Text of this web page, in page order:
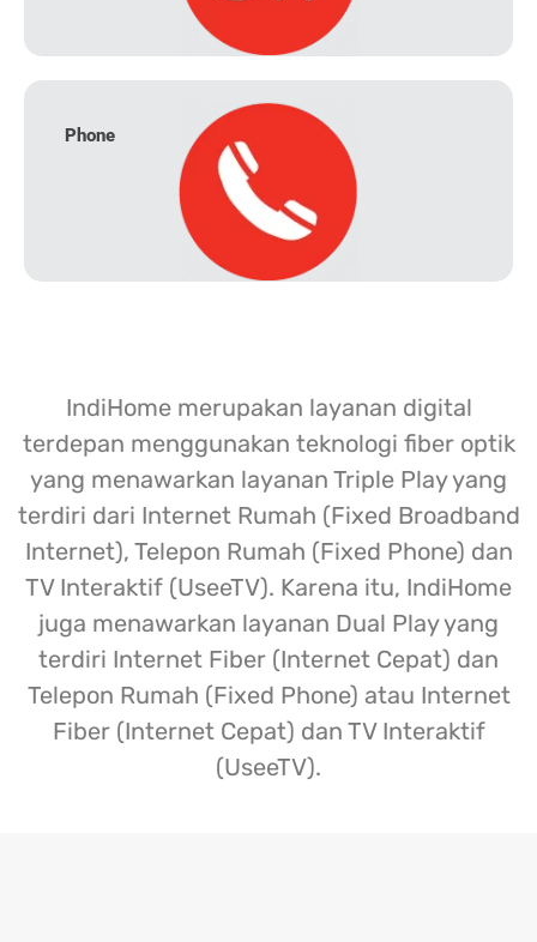
Phone
IndiHome merupakan layanan digital
terdepan menggunakan teknologi fiber optik
yang menawarkan layanan Triple Play yang
terdiri dari Internet Rumah (Fixed Broadband
Internet), Telepon Rumah (Fixed Phone) dan
TV Interaktif (UseeTV). Karena itu, IndiHome
juga menawarkan layanan Dual Play yang
terdiri Internet Fiber (Internet Cepat) dan
Telepon Rumah (Fixed Phone) atau Internet
Fiber (Internet Cepat) dan TV Interaktif
(UseeTV).